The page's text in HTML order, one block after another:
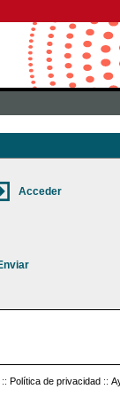
:: Política de privacidad ::